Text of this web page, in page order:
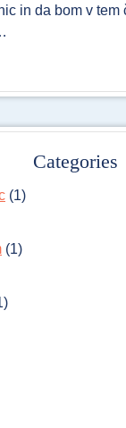
in da bom v tem
Categories
(1)
(1)